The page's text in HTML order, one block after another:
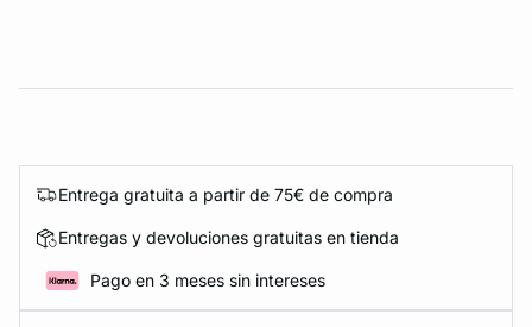
Entrega gratuita a partir de 75€ de compra
Entregas y devoluciones gratuitas en tienda
Pago en 3 meses sin intereses